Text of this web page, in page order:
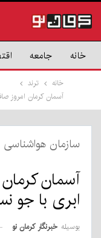
خانه جامعه
خانه
ترند
آسمان کرمان امروز
سازمان هواشناسی
آسمان
ابری با جو
بوسیله خبرنگار کرمان نو